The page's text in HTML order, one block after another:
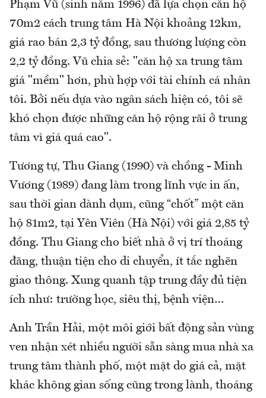
Phạm Vũ (sinh năm 1996) đã lựa chọn căn hộ
70m2 cách trung tâm Hà Nội khoảng 12km,
giá rao bán 2,3 tỷ đồng, sau thương lượng còn
2,2 tỷ đồng. Vũ chia sẻ: "căn hộ xa trung tâm
giá "mềm" hơn, phù hợp với tài chính cá nhân
tôi. Bởi nếu dựa vào ngân sách hiện có, tôi sẽ
khó chọn được những căn hộ rộng rãi ở trung
tâm vì giá quá cao".
Tương tự, Thu Giang (1990) và chồng - Minh
Vương (1989) đang làm trong lĩnh vực in ấn,
sau thời gian dành dụm, cũng “chốt” một căn
hộ 81m2, tại Yên Viên (Hà Nội) với giá 2,85 tỷ
đồng. Thu Giang cho biết nhà ở vị trí thoáng
đãng, thuận tiện cho di chuyển, ít tắc nghẽn
giao thông. Xung quanh tập trung đầy đủ tiện
ích như: trường học, siêu thị, bệnh viện…
Anh Trần Hải, một môi giới bất động sản vùng
ven nhận xét nhiều người sẵn sàng mua nhà xa
trung tâm thành phố, một mặt do giá cả, mặt
khác không gian sống cũng trong lành, thoáng